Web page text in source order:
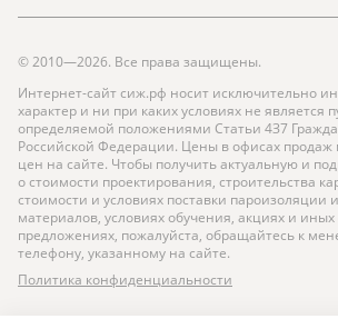
© 2010—2026. Все права защищены.
Интернет-сайт сиж.рф носит исключительно
характер и ни при каких условиях не является
определяемой положениями Статьи 4З7
Российской Федерации. Цены в офисах продаж
цен на сайте. Чтобы получить актуальную и
о стоимости проектирования, строительства
стоимости и условиях поставки пароизоляции
материалов, условиях обучения, акциях и
предложениях, пожалуйста, обращайтесь к
телефону, указанному на сайте.
Политика конфиденциальности
Позвонить по номеру
+7 (812) 317-69-74
Офис в Санкт-Петербурге
+7 (499) 455-69-74
Офис в Москве
8 (800) 707-05-89
Для звонков из регионов РФ
на расчёт ипотеки
Вы даёте согласие наобработку